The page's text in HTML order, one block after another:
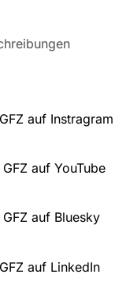
auf Instragram
GFZ auf YouTube
GFZ auf Bluesky
auf LinkedIn